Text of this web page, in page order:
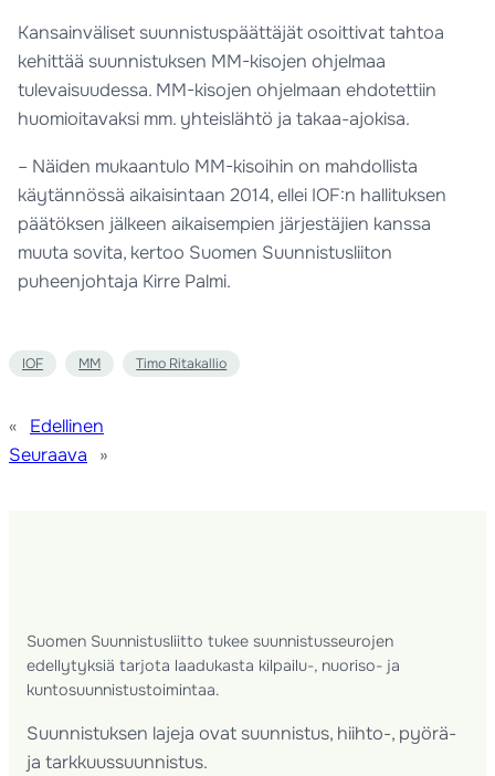
Kansainväliset suunnistuspäättäjät osoittivat tahtoa
kehittää suunnistuksen MM-kisojen ohjelmaa
tulevaisuudessa. MM-kisojen ohjelmaan ehdotettiin
huomioitavaksi mm. yhteislähtö ja takaa-ajokisa.
– Näiden mukaantulo MM-kisoihin on mahdollista
käytännössä aikaisintaan 2014, ellei IOF:n hallituksen
päätöksen jälkeen aikaisempien järjestäjien kanssa
muuta sovita, kertoo Suomen Suunnistusliiton
puheenjohtaja Kirre Palmi.
IOF MM Timo Ritakallio
«
Edellinen
Seuraava
»
Suomen Suunnistusliitto tukee suunnistusseurojen
edellytyksiä tarjota laadukasta kilpailu-, nuoriso- ja
kuntosuunnistustoimintaa.
Suunnistuksen lajeja ovat suunnistus, hiihto-, pyörä-
ja tarkkuussuunnistus.